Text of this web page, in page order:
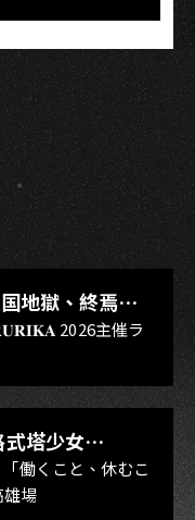
地獄、終焉
我夢中、花奏
2026主催ラ
塔少女
働くこと、休むこ
雄場